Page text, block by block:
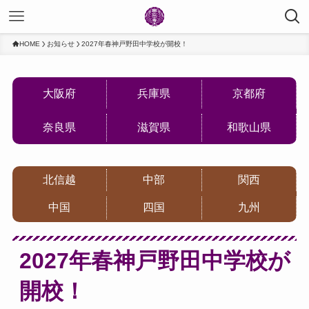
HOME お知らせ 2027年春神戸野田中学校が開校！
大阪府 兵庫県 京都府
奈良県 滋賀県 和歌山県
北信越 中部 関西
中国 四国 九州
2027年春神戸野田中学校が
開校！